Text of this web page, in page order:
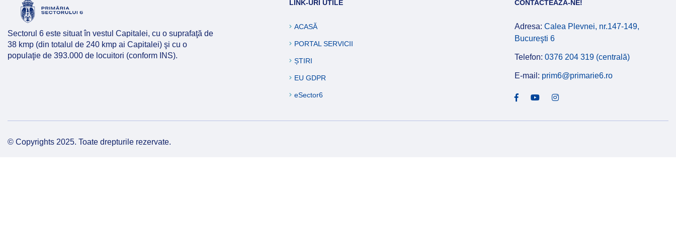
Sectorul 6 este situat în vestul Capitalei, cu o suprafaţă de
38 kmp (din totalul de 240 kmp ai Capitalei) şi cu o
populaţie de 393.000 de locuitori (conform INS).
LINK-URI UTILE
ACASĂ
PORTAL SERVICII
ȘTIRI
EU GDPR
eSector6
CONTACTEAZĂ-NE!
Adresa: Calea Plevnei, nr.147-149,
Bucureşti 6
Telefon: 0376 204 319 (centrală)
E-mail: prim6@primarie6.ro
© Copyrights 2025. Toate drepturile rezervate.